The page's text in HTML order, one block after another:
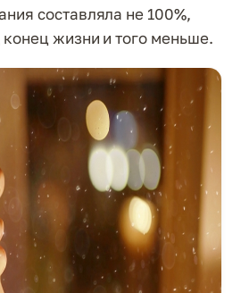
составляла не 100%,
жизни и того меньше.